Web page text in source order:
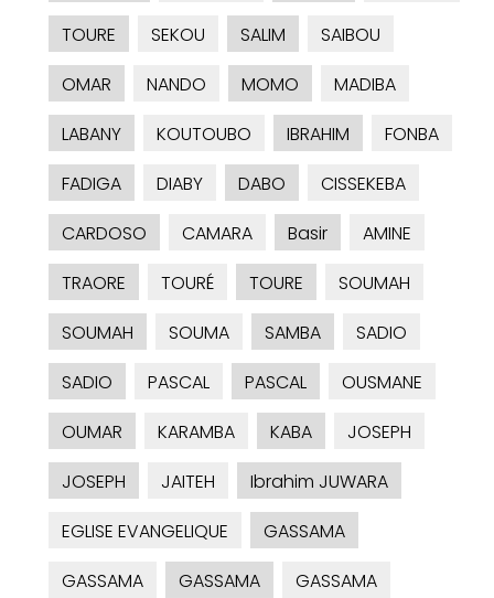
TOURE
SEKOU SALIM
SAIBOU
OMAR
NANDO MOMO
MADIBA
LABANY
KOUTOUBO IBRAHIM
FONBA
FADIGA
DIABY DABO
CISSEKEBA
CARDOSO
CAMARA Basir
AMINE
TRAORE
TOURÉ TOURE
SOUMAH
SOUMAH
SOUMA SAMBA
SADIO
SADIO
PASCAL PASCAL
OUSMANE
OUMAR
KARAMBA KABA
JOSEPH
JOSEPH
JAITEH
Ibrahim JUWARA
EGLISE EVANGELIQUE
GASSAMA
GASSAMA
GASSAMA
GASSAMA